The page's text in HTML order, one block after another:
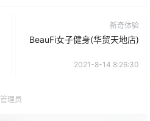
新奇体验
BeauFi女子健身(华贸天地店)
2021-8-14 8:26:30
管理员